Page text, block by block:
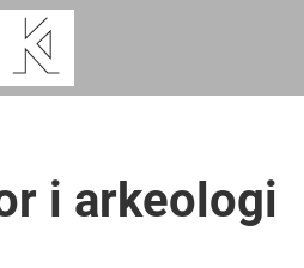
i arkeologi